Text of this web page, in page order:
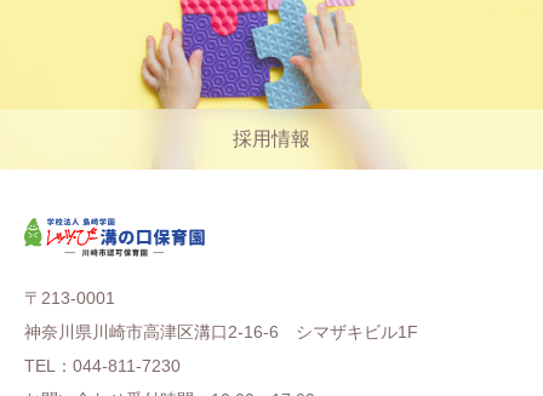
採用情報
〒213-0001
神奈川県川崎市高津区溝口2-16-6 シマザキビル1F
TEL：044-811-7230